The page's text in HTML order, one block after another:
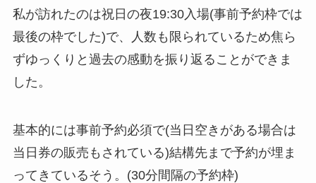
私が訪れたのは祝日の夜19:30入場(事前予約枠では
最後の枠でした)で、人数も限られているため焦ら
ずゆっくりと過去の感動を振り返ることができま
した。
基本的には事前予約必須で(当日空きがある場合は
当日券の販売もされている)結構先まで予約が埋ま
ってきているそう。(30分間隔の予約枠)